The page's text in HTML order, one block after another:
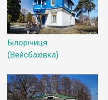
Білорічиця
(Вейсбахівка)